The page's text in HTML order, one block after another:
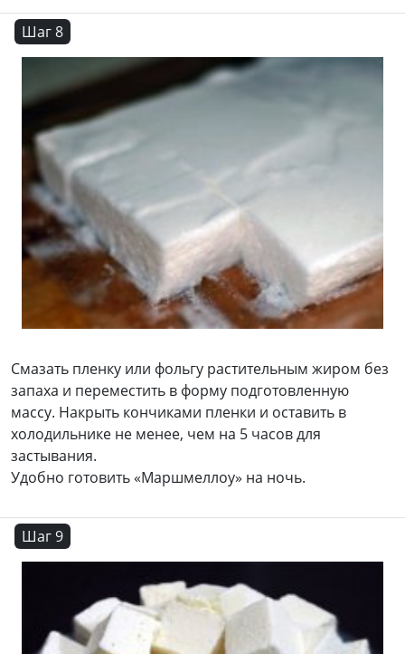
Шаг 8
Смазать пленку или фольгу растительным жиром без
запаха и переместить в форму подготовленную
массу. Накрыть кончиками пленки и оставить в
холодильнике не менее, чем на 5 часов для
застывания.
Удобно готовить «Маршмеллоу» на ночь.
Шаг 9